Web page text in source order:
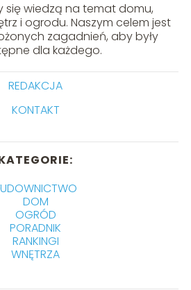
się wiedzą na temat domu,
i ogrodu. Naszym celem jest
zagadnień, aby były
dla każdego.
REDAKCJA
KONTAKT
DOM
OGRÓD
PORADNIK
RANKINGI
WNĘTRZA